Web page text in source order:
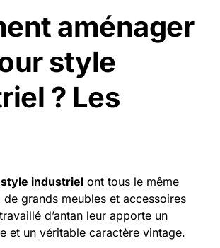
aménager
style
? Les
industriel ont tous le même
grands meubles et accessoires
d’antan leur apporte un
et un véritable caractère vintage.